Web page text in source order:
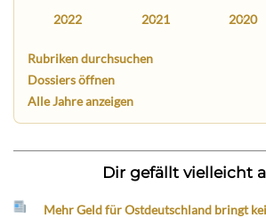
2022 2021 2020
Rubriken durchsuchen
Dossiers öffnen
Alle Jahre anzeigen
Dir gefällt vielleicht
Mehr Geld für Ostdeutschland bringt